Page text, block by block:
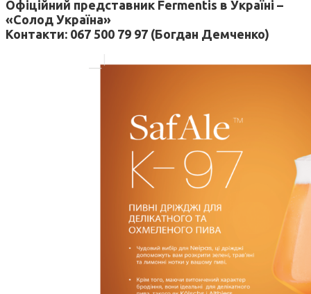
Офіційний представник Fermentis в Україні –
«Солод Україна»
Контакти: 067 500 79 97 (Богдан Демченко)